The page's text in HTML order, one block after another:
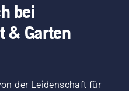
bei
& Garten
der Leidenschaft für